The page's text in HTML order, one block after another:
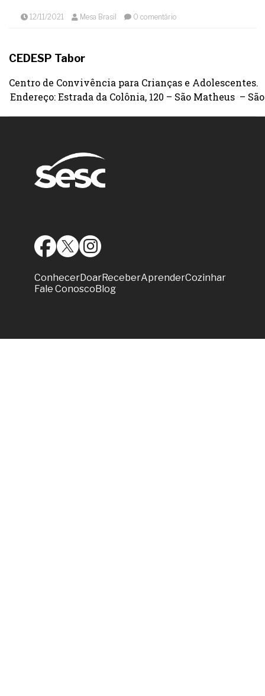
12/11/2021 Mesa Brasil 0 comentário
CEDESP Tabor
Centro de Convivência para Crianças e Adolescentes.
Endereço: Estrada da Colônia, 120 – São Matheus –
ConhecerDoarReceberAprenderCozinhar
Fale Conosco Blog